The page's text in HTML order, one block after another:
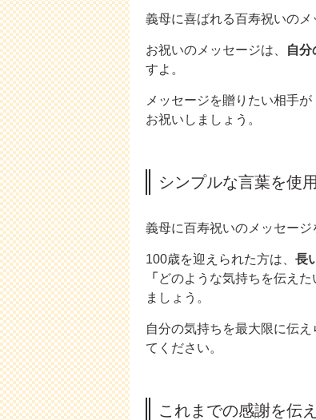
義母に喜ばれる百寿祝いのメ
お祝いのメッセージは、 自分
すよ。
メッセージを贈りたい相手
お祝いしましょう。
シンプルな言葉を使
義母に百寿祝いのメッセージ
100歳を迎えられた方は、 長
「 どのような気持ちを伝えた
ましょう。
自分の気持ちを最大限に伝
てください。
これまでの感謝を伝